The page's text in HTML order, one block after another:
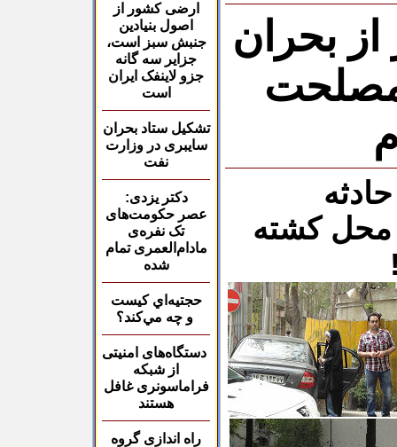
ارضی کشور از
اصول بنیادین
جنبش سبز است،
جزایر سه گانه
جزو لاینفک ایران
است
تشکیل ستاد بحران
سایبری در وزارت
نفت
دکتر یزدی:
عصر حکومت‌های
تک نفره‌ی
مادام‌العمری تمام
شده
حجتيه‌اي كيست
و چه مي‌كند؟
دستگاه‌های امنیتی
از شبکه
فراماسونری غافل
هستند
راه اندازی گروه
بحران
محل کشته